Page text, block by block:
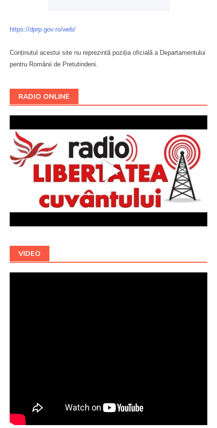
https://dprp.gov.ro/web/
Conținutul acestui site nu reprezintă poziția oficială a Departamentului
pentru Românii de Pretutindeni.
RADIO ONLINE
VIDEO